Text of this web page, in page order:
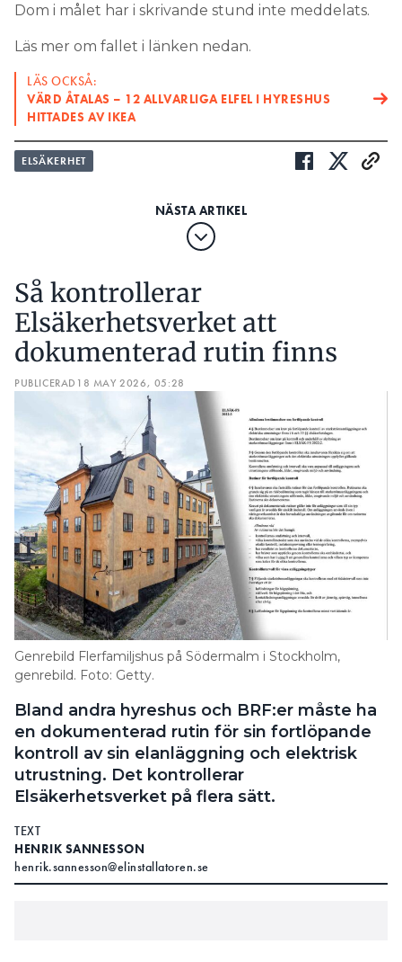
Dom i målet har i skrivande stund inte meddelats.
Läs mer om fallet i länken nedan.
LÄS OCKSÅ:
VÄRD ÅTALAS – 12 ALLVARLIGA ELFEL I HYRESHUS
HITTADES AV IKEA
ELSÄKERHET
Så kontrollerar
Elsäkerhetsverket att
dokumenterad rutin finns
PUBLICERAD 18 MAY 2026, 05:28
Genrebild Flerfamiljshus på Södermalm i Stockholm,
genrebild. Foto: Getty.
Bland andra hyreshus och BRF:er måste ha
en dokumenterad rutin för sin fortlöpande
kontroll av sin elanläggning och elektrisk
utrustning. Det kontrollerar
Elsäkerhetsverket på flera sätt.
TEXT
HENRIK SANNESSON
henrik.sannesson@elinstallatoren.se